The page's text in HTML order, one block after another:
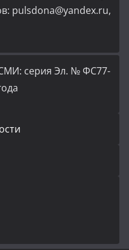
pulsdona@yandex.ru,
серия Эл. № ФС77-